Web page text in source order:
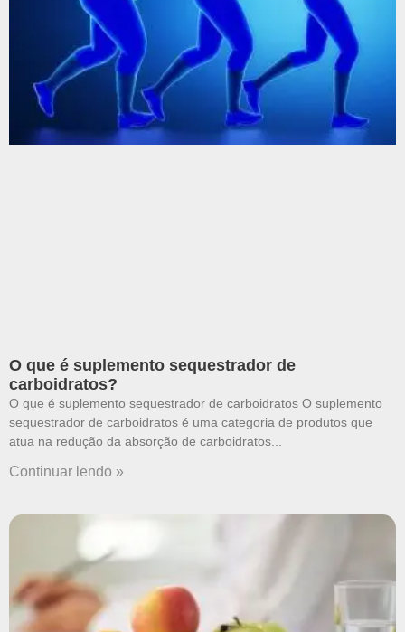
O que é suplemento sequestrador de
carboidratos?
O que é suplemento sequestrador de carboidratos O suplemento
sequestrador de carboidratos é uma categoria de produtos que
atua na redução da absorção de carboidratos
Continuar lendo »